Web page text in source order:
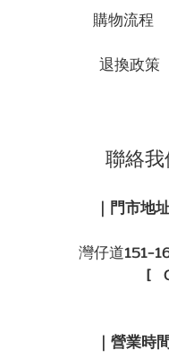
購物流程
退換政
聯絡
｜門市地
灣仔道151-
[
｜營業時